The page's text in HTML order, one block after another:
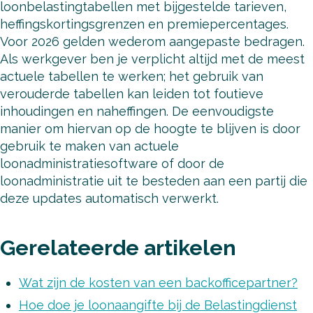
loonbelastingtabellen met bijgestelde tarieven,
heffingskortingsgrenzen en premiepercentages.
Voor 2026 gelden wederom aangepaste bedragen.
Als werkgever ben je verplicht altijd met de meest
actuele tabellen te werken; het gebruik van
verouderde tabellen kan leiden tot foutieve
inhoudingen en naheffingen. De eenvoudigste
manier om hiervan op de hoogte te blijven is door
gebruik te maken van actuele
loonadministratiesoftware of door de
loonadministratie uit te besteden aan een partij die
deze updates automatisch verwerkt.
Gerelateerde artikelen
Wat zijn de kosten van een backofficepartner?
Hoe doe je loonaangifte bij de Belastingdienst